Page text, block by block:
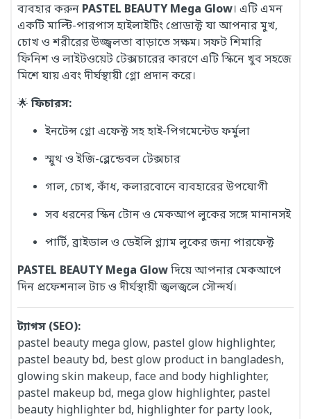
ব্যবহার করুন PASTEL BEAUTY Mega Glow। এটি এমন
একটি মাল্টি-পারপাস হাইলাইটিং প্রোডাক্ট যা আপনার মুখ,
চোখ ও শরীরের উজ্জ্বলতা বাড়াতে সক্ষম। সফট শিমারি
ফিনিশ ও লাইটওয়েট টেক্সচারের কারণে এটি স্কিনে খুব সহজে
মিশে যায় এবং দীর্ঘস্থায়ী গ্লো প্রদান করে।
🌟 ফিচারস:
ইনটেন্স গ্লো এফেক্ট সহ হাই-পিগমেন্টেড ফর্মুলা
স্মুথ ও ইজি-ব্লেন্ডেবল টেক্সচার
গাল, চোখ, কাঁধ, কলারবোনে ব্যবহারের উপযোগী
সব ধরনের স্কিন টোন ও মেকআপ লুকের সঙ্গে মানানসই
পার্টি, ব্রাইডাল ও ডেইলি গ্ল্যাম লুকের জন্য পারফেক্ট
PASTEL BEAUTY Mega Glowদিয়ে আপনার মেকআপে
দিন প্রফেশনাল টাচ ও দীর্ঘস্থায়ী জ্বলজ্বলে সৌন্দর্য।
ট্যাগস (SEO):
pastel beauty mega glow, pastel glow highlighter,
pastel beauty bd, best glow product in bangladesh,
glowing skin makeup, face and body highlighter,
pastel makeup bd, mega glow highlighter, pastel
beauty highlighter bd, highlighter for party look,